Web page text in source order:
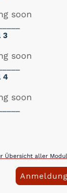
Übersicht aller
soon
3
soon
4
soon
Anmeldung